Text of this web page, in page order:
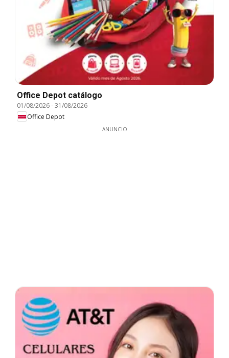
Office Depot catálogo
01/08/2026-31/08/2026
Office Depot
ANUNCIO